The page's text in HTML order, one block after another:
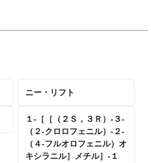
ニー・リフト
１‐［［（２Ｓ，３Ｒ）‐３‐
（２‐クロロフェニル）‐２‐
（４‐フルオロフェニル）オ
キシラニル］メチル］‐１